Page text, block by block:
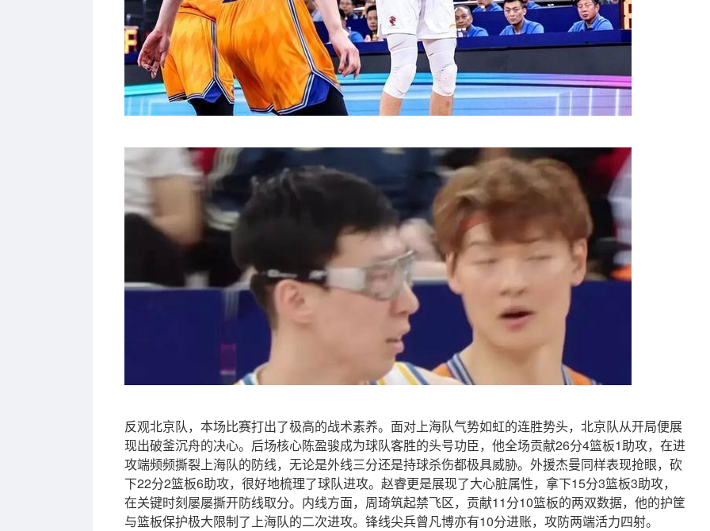
反观北京队，本场比赛打出了极高的战术素养。面对上海队气势如虹的连胜势头，北京队从开局便展
现出破釜沉舟的决心。后场核心陈盈骏成为球队客胜的头号功臣，他全场贡献26分4篮板1助攻，在进
攻端频频撕裂上海队的防线，无论是外线三分还是持球杀伤都极具威胁。外援杰曼同样表现抢眼，砍
下22分2篮板6助攻，很好地梳理了球队进攻。赵睿更是展现了大心脏属性，拿下15分3篮板3助攻，
在关键时刻屡屡撕开防线取分。内线方面，周琦筑起禁飞区，贡献11分10篮板的两双数据，他的护筐
与篮板保护极大限制了上海队的二次进攻。锋线尖兵曾凡博亦有10分进账，攻防两端活力四射。